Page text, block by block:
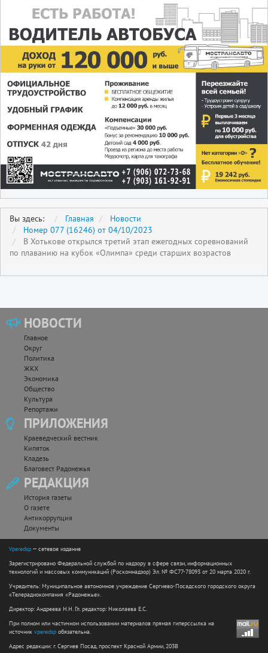
Вы здесь: Главная
Новости
Номер 077 (16246) от 04/10/2023
В Хотькове открылся третий этап ежегодных соревнований
по плаванию на кубок «Олимпа» среди старших возрастов
НОВОСТИ
Главное
Округ
Политика
ЖКХ
Экономика
Общество
Культура
Репортажи
ПРИЛОЖЕНИЯ
Краеведческий вестник
Кипяток
Кладезь
Благовест Радонежья
РЕДАКЦИЯ
История газеты
О газете
Антикоррупция
Документы
Vperedsp — сетевое издание
Зарегистрировано Федеральной службой по надзору в сфере связи, информационных
технологий и массовых коммуникаций (Роскомнадзор) Эл. № ФС77-78093 от 20 марта 2020 г.
Учредитель: Муниципальное автономное учреждение Сергиево-Посадского городского округа
«Телерадиокомпания «Радонежье».
Директор: Андреева Н.Н. Гл. редактор: Николаева Е.С.
При полном или частичном использовании материалов прямая гиперссылка на
источник vperedsp обязательна.
Адрес редакции: г. Сергиев Посад, проспект Красной Армии, 203В